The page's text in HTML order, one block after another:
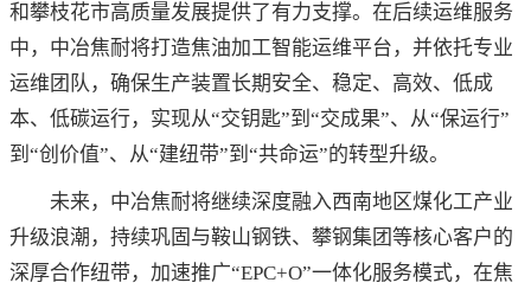
和攀枝花市高质量发展提供了有力支撑。在后续运维服务
中，中冶焦耐将打造焦油加工智能运维平台，并依托专业
运维团队，确保生产装置长期安全、稳定、高效、低成
本、低碳运行，实现从“交钥匙”到“交成果”、从“保运行”
到“创价值”、从“建纽带”到“共命运”的转型升级。
未来，中冶焦耐将继续深度融入西南地区煤化工产业
升级浪潮，持续巩固与鞍山钢铁、攀钢集团等核心客户的
深厚合作纽带，加速推广“EPC+O”一体化服务模式，在焦